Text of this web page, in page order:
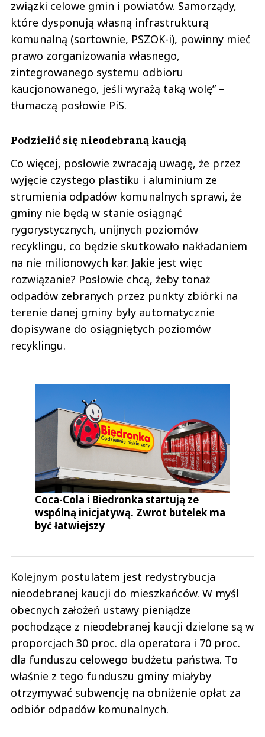
związki celowe gmin i powiatów. Samorządy,
które dysponują własną infrastrukturą
komunalną (sortownie, PSZOK-i), powinny mieć
prawo zorganizowania własnego,
zintegrowanego systemu odbioru
kaucjonowanego, jeśli wyrażą taką wolę” –
tłumaczą posłowie PiS.
Podzielić się nieodebraną kaucją
Co więcej, posłowie zwracają uwagę, że przez
wyjęcie czystego plastiku i aluminium ze
strumienia odpadów komunalnych sprawi, że
gminy nie będą w stanie osiągnąć
rygorystycznych, unijnych poziomów
recyklingu, co będzie skutkowało nakładaniem
na nie milionowych kar. Jakie jest więc
rozwiązanie? Posłowie chcą, żeby tonaż
odpadów zebranych przez punkty zbiórki na
terenie danej gminy były automatycznie
dopisywane do osiągniętych poziomów
recyklingu.
Coca-Cola i Biedronka startują ze
wspólną inicjatywą. Zwrot butelek ma
być łatwiejszy
Kolejnym postulatem jest redystrybucja
nieodebranej kaucji do mieszkańców. W myśl
obecnych założeń ustawy pieniądze
pochodzące z nieodebranej kaucji dzielone są w
proporcjach 30 proc. dla operatora i 70 proc.
dla funduszu celowego budżetu państwa. To
właśnie z tego funduszu gminy miałyby
otrzymywać subwencję na obniżenie opłat za
odbiór odpadów komunalnych.